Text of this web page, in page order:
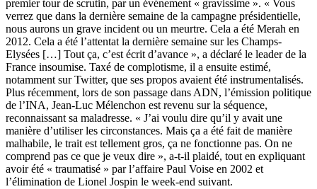
premier tour de scrutin, par un événement « gravissime ». « Vous
verrez que dans la dernière semaine de la campagne présidentielle,
nous aurons un grave incident ou un meurtre. Cela a été Merah en
2012. Cela a été l’attentat la dernière semaine sur les Champs-
Elysées […] Tout ça, c’est écrit d’avance », a déclaré le leader de la
France insoumise. Taxé de complotisme, il a ensuite estimé,
notamment sur Twitter, que ses propos avaient été instrumentalisés.
Plus récemment, lors de son passage dans ADN, l’émission politique
de l’INA, Jean-Luc Mélenchon est revenu sur la séquence,
reconnaissant sa maladresse. « J’ai voulu dire qu’il y avait une
manière d’utiliser les circonstances. Mais ça a été fait de manière
malhabile, le trait est tellement gros, ça ne fonctionne pas. On ne
comprend pas ce que je veux dire », a-t-il plaidé, tout en expliquant
avoir été « traumatisé » par l’affaire Paul Voise en 2002 et
l’élimination de Lionel Jospin le week-end suivant.